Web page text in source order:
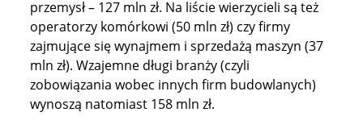
przemysł – 127 mln zł. Na liście wierzycieli są też
operatorzy komórkowi (50 mln zł) czy firmy
zajmujące się wynajmem i sprzedażą maszyn (37
mln zł). Wzajemne długi branży (czyli
zobowiązania wobec innych firm budowlanych)
wynoszą natomiast 158 mln zł.